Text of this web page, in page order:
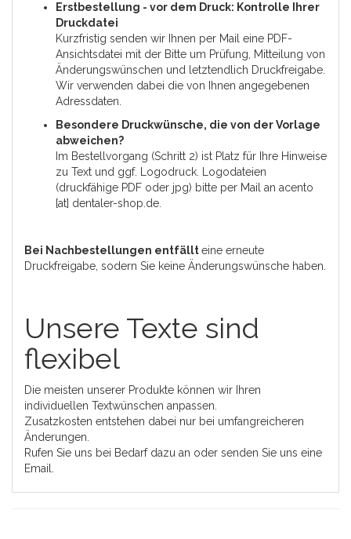
Erstbestellung - vor dem Druck: Kontrolle Ihrer
Druckdatei
Kurzfristig senden wir Ihnen per Mail eine PDF-
Ansichtsdatei mit der Bitte um Prüfung, Mitteilung von
Änderungswünschen und letztendlich Druckfreigabe.
Wir verwenden dabei die von Ihnen angegebenen
Adressdaten.
Besondere Druckwünsche, die von der Vorlage
abweichen?
Im Bestellvorgang (Schritt 2) ist Platz für Ihre Hinweise
zu Text und ggf. Logodruck. Logodateien
(druckfähige PDF oder jpg) bitte per Mail an acento
[at] dentaler-shop.de.
Bei Nachbestellungen entfällteine erneute
Druckfreigabe, sodern Sie keine Änderungswünsche haben.
Unsere Texte sind
flexibel
Die meisten unserer Produkte können wir Ihren
individuellen Textwünschen anpassen.
Zusatzkosten entstehen dabei nur bei umfangreicheren
Änderungen.
Rufen Sie uns bei Bedarf dazu an oder senden Sie uns eine
Email.